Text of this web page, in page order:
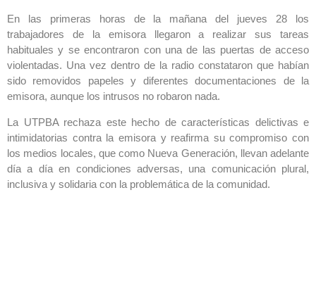
En las primeras horas de la mañana del jueves 28 los
trabajadores de la emisora llegaron a realizar sus tareas
habituales y se encontraron con una de las puertas de acceso
violentadas. Una vez dentro de la radio constataron que habían
sido removidos papeles y diferentes documentaciones de la
emisora, aunque los intrusos no robaron nada.
La UTPBA rechaza este hecho de características delictivas e
intimidatorias contra la emisora y reafirma su compromiso con
los medios locales, que como Nueva Generación, llevan adelante
día a día en condiciones adversas, una comunicación plural,
inclusiva y solidaria con la problemática de la comunidad.